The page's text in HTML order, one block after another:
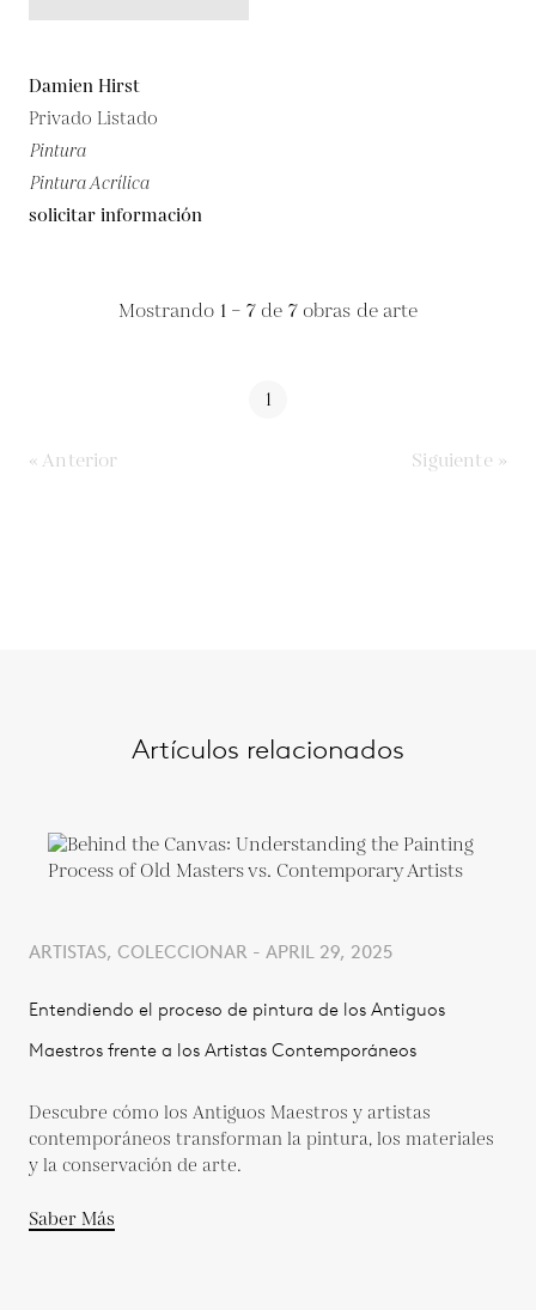
Damien Hirst
Privado Listado
Pintura
Pintura Acrílica
solicitar información
Mostrando 1 – 7 de 7obras de arte
1
« Anterior Siguiente »
Artículos relacionados
ARTISTAS, COLECCIONAR - APRIL 29, 2025
Entendiendo el proceso de pintura de los Antiguos
Maestros frente a los Artistas Contemporáneos
Descubre cómo los Antiguos Maestros y artistas
contemporáneos transforman la pintura, los materiales
y la conservación de arte.
Saber Más